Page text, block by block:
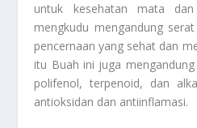
untuk kesehatan mata
mengkudu mengandung
pencernaan yang sehat dan
itu Buah ini juga
polifenol, terpenoid, dan
antioksidan dan antiinflamasi.